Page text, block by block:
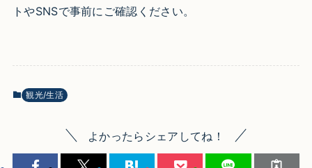
トやSNSで事前にご確認ください。
観光/生活
よかったらシェアしてね！